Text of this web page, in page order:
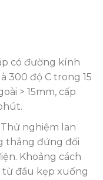
có đường kính
300 độ C trong 15
> 15mm, cấp
nghiệm lan
thẳng đứng đối
Khoảng cách
từ đầu kẹp xuống